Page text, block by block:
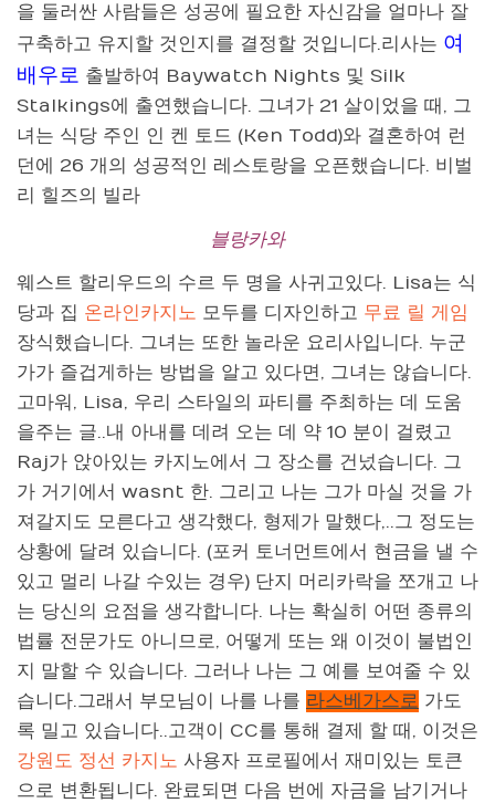
을 둘러싼 사람들은 성공에 필요한 자신감을 얼마나 잘
구축하고 유지할 것인지를 결정할 것입니다.리사는 여
배우로 출발하여 Baywatch Nights 및 Silk
Stalkings에 출연했습니다. 그녀가 21 살이었을 때, 그
녀는 식당 주인 인 켄 토드 (Ken Todd)와 결혼하여 런
던에 26 개의 성공적인 레스토랑을 오픈했습니다. 비벌
리 힐즈의 빌라
블랑카와
웨스트 할리우드의 수르 두 명을 사귀고있다. Lisa는 식
당과 집 온라인카지노 모두를 디자인하고 무료 릴 게임
장식했습니다. 그녀는 또한 놀라운 요리사입니다. 누군
가가 즐겁게하는 방법을 알고 있다면, 그녀는 않습니다.
고마워, Lisa, 우리 스타일의 파티를 주최하는 데 도움
을주는 글..내 아내를 데려 오는 데 약 10 분이 걸렸고
Raj가 앉아있는 카지노에서 그 장소를 건넜습니다. 그
가 거기에서 wasnt 한. 그리고 나는 그가 마실 것을 가
져갈지도 모른다고 생각했다, 형제가 말했다,..그 정도는
상황에 달려 있습니다. (포커 토너먼트에서 현금을 낼 수
있고 멀리 나갈 수있는 경우) 단지 머리카락을 쪼개고 나
는 당신의 요점을 생각합니다. 나는 확실히 어떤 종류의
법률 전문가도 아니므로, 어떻게 또는 왜 이것이 불법인
지 말할 수 있습니다. 그러나 나는 그 예를 보여줄 수 있
습니다.그래서 부모님이 나를 나를 라스베가스로 가도
록 밀고 있습니다..고객이 CC를 통해 결제 할 때, 이것은
강원도 정선 카지노 사용자 프로필에서 재미있는 토큰
으로 변환됩니다. 완료되면 다음 번에 자금을 남기거나